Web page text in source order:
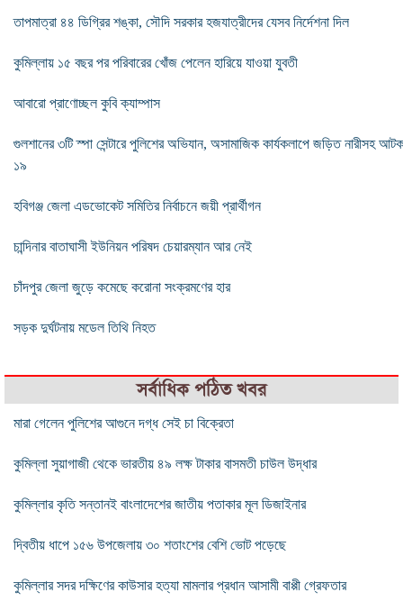
তাপমাত্রা ৪৪ ডিগ্রির শঙ্কা, সৌদি সরকার হজযাত্রীদের যেসব নির্দেশনা দিল
কুমিল্লায় ১৫ বছর পর পরিবারের খোঁজ পেলেন হারিয়ে যাওয়া যুবতী
আবারো প্রাণোচ্ছল কুবি ক্যাম্পাস
গুলশানের ৩টি স্পা সেন্টারে পুলিশের অভিযান, অসামাজিক কার্যকলাপে জড়িত নারীসহ আটক
১৯
হবিগঞ্জ জেলা এডভোকেট সমিতির নির্বাচনে জয়ী প্রার্থীগন
চান্দিনার বাতাঘাসী ইউনিয়ন পরিষদ চেয়ারম্যান আর নেই
চাঁদপুর জেলা জুড়ে কমেছে করোনা সংক্রমণের হার
সড়ক দুর্ঘটনায় মডেল তিথি নিহত
সর্বাধিক পঠিত খবর
মারা গেলেন পুলিশের আগুনে দগ্ধ সেই চা বিক্রেতা
কুমিল্লা সুয়াগাজী থেকে ভারতীয় ৪৯ লক্ষ টাকার বাসমতী চাউল উদ্ধার
কুমিল্লার কৃতি সন্তানই বাংলাদেশের জাতীয় পতাকার মূল ডিজাইনার
দ্বিতীয় ধাপে ১৫৬ উপজেলায় ৩০ শতাংশের বেশি ভোট পড়েছে
কুমিল্লার সদর দক্ষিণের কাউসার হত্যা মামলার প্রধান আসামী বাপ্পী গ্রেফতার